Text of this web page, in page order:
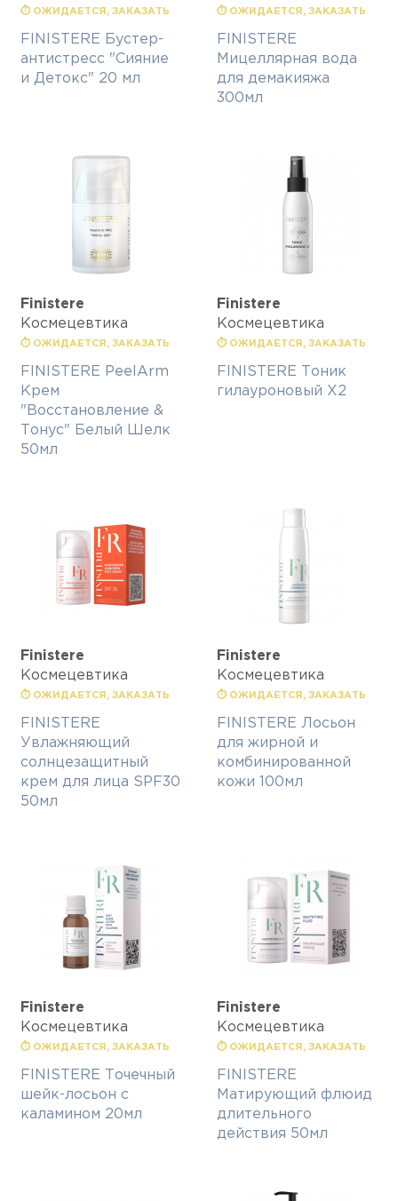
⏱ ОЖИДАЕТСЯ, ЗАКАЗАТЬ
FINISTERE Бустер-
антистресс "Сияние
и Детокс" 20 мл
⏱ ОЖИДАЕТСЯ, ЗАКАЗАТЬ
FINISTERE
Мицеллярная вода
для демакияжа
300мл
Finisterе
Космецевтика
⏱ ОЖИДАЕТСЯ, ЗАКАЗАТЬ
FINISTERE PeelArm
Крем
"Восстановление &
Тонус" Белый Шелк
50мл
Finisterе
Космецевтика
⏱ ОЖИДАЕТСЯ, ЗАКАЗАТЬ
FINISTERE Тоник
гилауроновый Х2
Finisterе
Космецевтика
⏱ ОЖИДАЕТСЯ, ЗАКАЗАТЬ
FINISTERE
Увлажняющий
солнцезащитный
крем для лица SPF30
50мл
Finisterе
Космецевтика
⏱ ОЖИДАЕТСЯ, ЗАКАЗАТЬ
FINISTERE Лосьон
для жирной и
комбинированной
кожи 100мл
Finisterе
Космецевтика
⏱ ОЖИДАЕТСЯ, ЗАКАЗАТЬ
FINISTERE Точечный
шейк-лосьон с
каламином 20мл
Finisterе
Космецевтика
⏱ ОЖИДАЕТСЯ, ЗАКАЗАТЬ
FINISTERE
Матирующий флюид
длительного
действия 50мл